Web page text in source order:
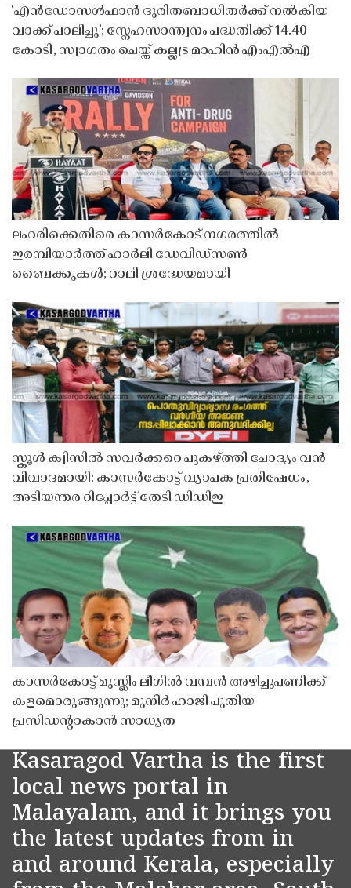
‘എൻഡോസൾഫാൻ ദുരിതബാധിതർക്ക് നൽകിയ
വാക്ക് പാലിച്ചു’; സ്നേഹസാന്ത്വനം പദ്ധതിക്ക് 14.40
കോടി, സ്വാഗതം ചെയ്ത് കല്ലട്ര മാഹിൻ എംഎൽഎ
ലഹരിക്കെതിരെ കാസർകോട് നഗരത്തിൽ
ഇരമ്പിയാർത്ത് ഹാർലി ഡേവിഡ്‌സൺ
ബൈക്കുകൾ; റാലി ശ്രദ്ധേയമായി
സ്കൂൾ ക്വിസിൽ സവർക്കറെ പുകഴ്ത്തി ചോദ്യം വൻ
വിവാദമായി: കാസർകോട്ട് വ്യാപക പ്രതിഷേധം,
അടിയന്തര റിപ്പോർട്ട് തേടി ഡിഡിഇ
കാസർകോട്ട് മുസ്ലിം ലീഗിൽ വമ്പൻ അഴിച്ചുപണിക്ക്
കളമൊരുങ്ങുന്നു; മുനീർ ഹാജി പുതിയ
പ്രസിഡൻ്റാകാൻ സാധ്യത
Kasaragod Vartha is the first
local news portal in
Malayalam, and it brings you
the latest updates from in
and around Kerala, especially